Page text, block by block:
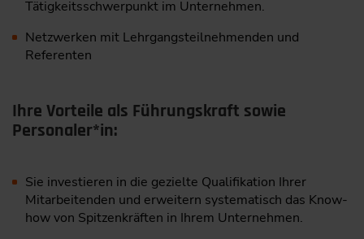
Tätigkeitsschwerpunkt im Unternehmen.
Netzwerken mit Lehrgangsteilnehmenden und
Referenten
Ihre Vorteile als Führungskraft sowie
Personaler*in:
Sie investieren in die gezielte Qualifikation Ihrer
Mitarbeitenden und erweitern systematisch das Know-
how von Spitzenkräften in Ihrem Unternehmen.